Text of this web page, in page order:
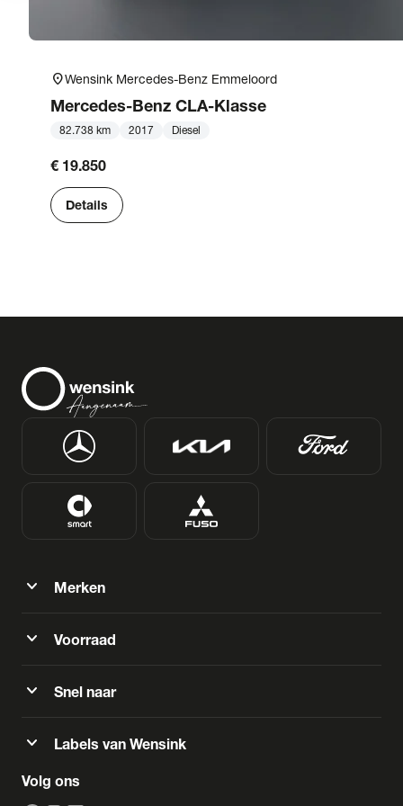
location_onWensink Mercedes-Benz Emmeloord
Mercedes-Benz CLA-Klasse
82.738 km 2017 Diesel
€ 19.850
Details
expand_more Merken
expand_more Voorraad
expand_more Snel naar
expand_more Labels van Wensink
Volg ons